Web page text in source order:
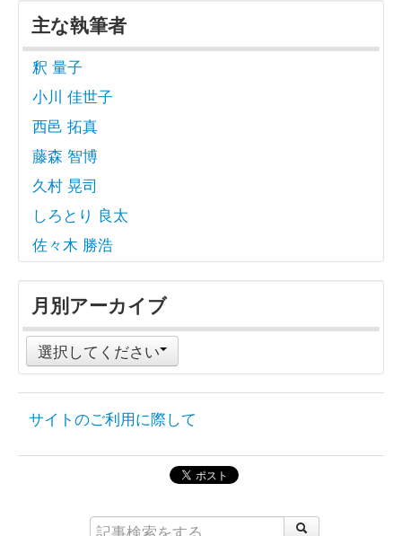
主な執筆者
釈 量子
小川 佳世子
西邑 拓真
藤森 智博
久村 晃司
しろとり 良太
佐々木 勝浩
月別アーカイブ
選択してください
サイトのご利用に際して